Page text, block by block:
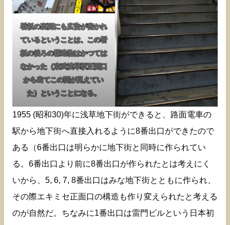
看板の裏面にも広告が書かれ
ているということは、この看
板の後ろの構造物はかつては
なかった（東武浅草駅正面口
から出てこの面が見えてい
た）ということになる。
1955 (昭和30)年に浅草地下街ができると、路面電車の
駅から地下街へ直接入れるように8番出口ができたので
ある（6番出口は明らかに地下街と同時に作られてい
る。6番出口より前に8番出口が作られたとは考えにく
いから、5, 6, 7, 8番出口はみな地下街とともに作られ、
その際エキミセ正面口の構造も作り変えられたと考える
のが自然だ。ちなみに1番出口は雷門ビルという日本初